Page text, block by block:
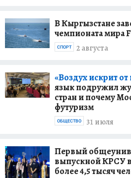
В Кыргызстане
чемпионата мира
2 августа
СПОРТ
«Воздух искрит
язык подружил
стран и почему
футуризм
31 июля
ОБЩЕСТВО
Первый
выпускной КРСУ
более 4,5 тысяч